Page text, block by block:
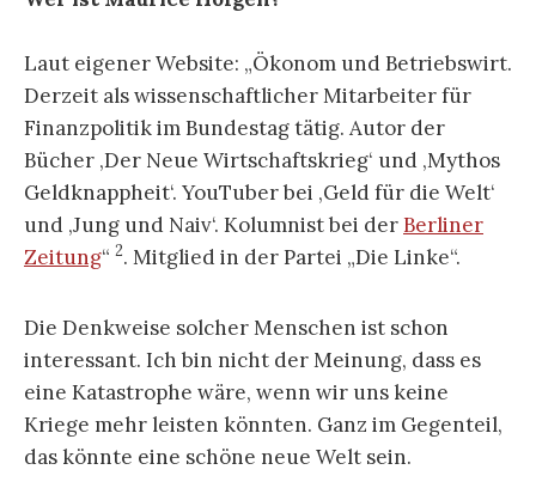
Laut eigener Website: „Ökonom und Betriebswirt.
Derzeit als wissenschaftlicher Mitarbeiter für
Finanzpolitik im Bundestag tätig. Autor der
Bücher ‚Der Neue Wirtschaftskrieg‘ und ‚Mythos
Geldknappheit‘. YouTuber bei ‚Geld für die Welt‘
und ‚Jung und Naiv‘. Kolumnist bei derBerliner
Zeitung“ 2. Mitglied in der Partei „Die Linke“.
Die Denkweise solcher Menschen ist schon
interessant. Ich bin nicht der Meinung, dass es
eine Katastrophe wäre, wenn wir uns keine
Kriege mehr leisten könnten. Ganz im Gegenteil,
das könnte eine schöne neue Welt sein.